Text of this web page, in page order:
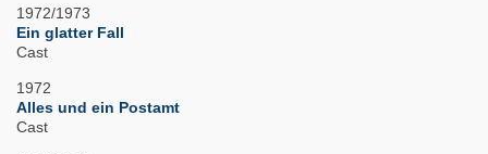
1972/1973
Ein glatter Fall
Cast
1972
Alles und ein Postamt
Cast